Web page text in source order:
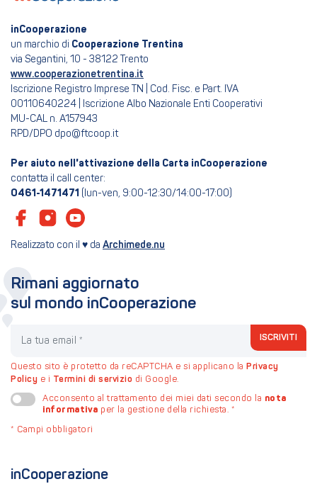
inCooperazione
un marchio di Cooperazione Trentina
via Segantini, 10 - 38122 Trento
www.cooperazionetrentina.it
Iscrizione Registro Imprese TN | Cod. Fisc. e Part. IVA
00110640224 | Iscrizione Albo Nazionale Enti Cooperativi
MU-CAL n. A157943
RPD/DPO dpo@ftcoop.it
Per aiuto nell'attivazione della Carta inCooperazione
contatta il call center:
0461-1471471 (lun-ven, 9:00-12:30/14:00-17:00)
Realizzato con il ♥ da Archimede.nu
inCooperazione
Rimani aggiornato
sul mondo inCooperazione
ISCRIVITI
Questo sito è protetto da reCAPTCHA e si applicano la Privacy
Policy e i Termini di servizio di Google.
Acconsento al trattamento dei miei dati secondo la nota
informativa per la gestione della richiesta. *
* Campi obbligatori